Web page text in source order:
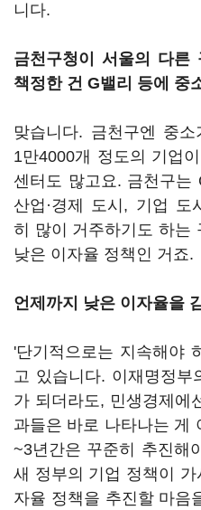
니다.
금천구청이 서울의 다른
책정한 건 G밸리 등에 중
맞습니다. 금천구엔 중
1만4000개 정도의 기업
센터도 많고요. 금천구는
산업·경제 도시, 기업 도
히 많이 거주하기도 하는
낮은 이자율 정책인 거죠.
언제까지 낮은 이자율을
'단기적으로는 지속해야
고 있습니다. 이재명정부
가 되더라도, 민생경제에
과들은 바로 나타나는 게
~3년간은 꾸준히 추진해
새 정부의 기업 정책이 가
자율 정책을 추진할 마음